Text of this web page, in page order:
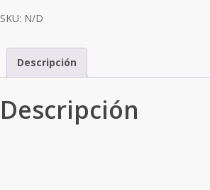
SKU: N/D
Descripción
Descripción